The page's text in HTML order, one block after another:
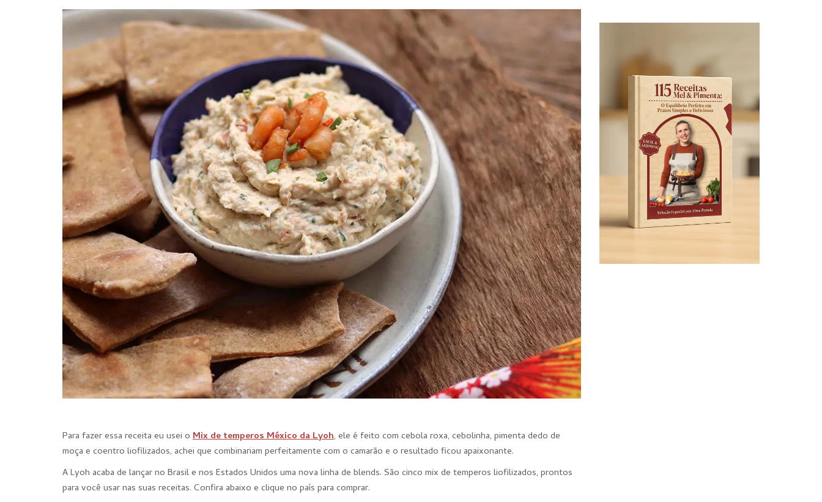
Para fazer essa receita eu usei o Mix de temperos México da Lyoh, ele é feito com ‎cebola roxa, cebolinha, pimenta dedo de
moça e coentro liofilizados, achei que combinariam perfeitamente com o camarão e o resultado ficou apaixonante.
A Lyoh acaba de lançar no Brasil e nos Estados Unidos uma nova linha de blends. São cinco mix de temperos liofilizados, prontos
para você usar nas suas receitas. Confira abaixo e clique no país para comprar.